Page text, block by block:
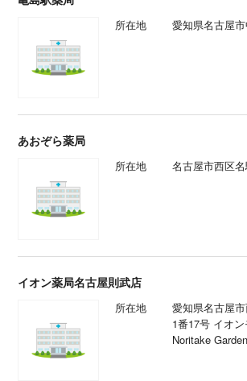
所在地 愛知県名古屋
あおぞら薬局
所在地 名古屋市西区名
イオン薬局名古屋則武店
所在地
愛知県名古屋
1番17号 イオ
Noritake